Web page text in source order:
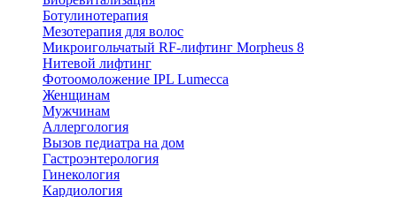
Ботулинотерапия
Мезотерапия для волос
Микроигольчатый RF-лифтинг Morpheus 8
Нитевой лифтинг
Фотоомоложение IPL Lumecca
Женщинам
Мужчинам
Аллергология
Вызов педиатра на дом
Гастроэнтерология
Гинекология
Кардиология